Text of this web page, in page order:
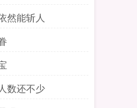
然能斩人
数还不少